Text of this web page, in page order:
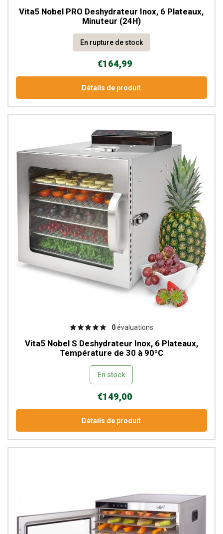
Vita5 Nobel PRO Deshydrateur Inox, 6 Plateaux,
Minuteur (24H)
En rupture de stock
€164,99
Détails de produit
0évaluations
Vita5 Nobel S Deshydrateur Inox, 6 Plateaux,
Température de 30 à 90ºC
En stock
€149,00
Détails de produit